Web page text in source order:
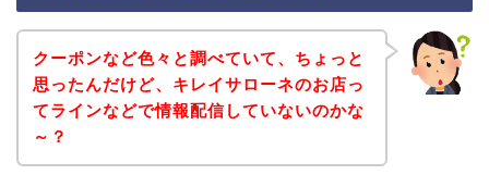
クーポンなど色々と調べていて、ちょっと
思ったんだけど、キレイサローネのお店っ
てラインなどで情報配信していないのかな
～？